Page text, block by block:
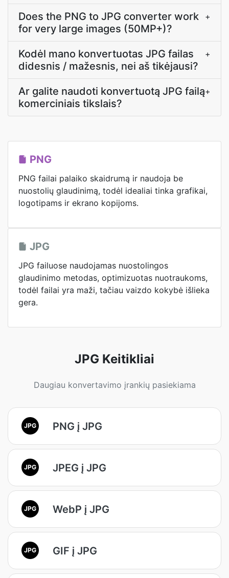
Does the PNG to JPG converter work
for very large images (50MP+)?
+
Kodėl mano konvertuotas JPG failas
didesnis / mažesnis, nei aš tikėjausi?
+
Ar galite naudoti konvertuotą JPG failą
komerciniais tikslais?
+
PNG
PNG failai palaiko skaidrumą ir naudoja be
nuostolių glaudinimą, todėl idealiai tinka grafikai,
logotipams ir ekrano kopijoms.
JPG
JPG failuose naudojamas nuostolingos
glaudinimo metodas, optimizuotas nuotraukoms,
todėl failai yra maži, tačiau vaizdo kokybė išlieka
gera.
JPG Keitikliai
Daugiau konvertavimo įrankių pasiekiama
JPG PNG į JPG
JPG JPEG į JPG
JPG WebP į JPG
JPG GIF į JPG